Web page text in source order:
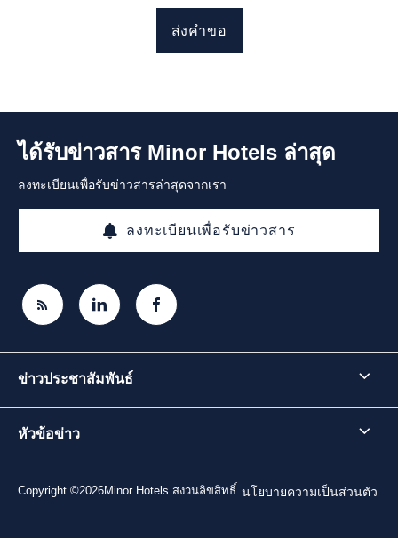
ส่งคำขอ
ได้รับข่าวสาร Minor Hotels ล่าสุด
ลงทะเบียนเพื่อรับข่าวสารล่าสุดจากเรา
ลงทะเบียนเพื่อรับข่าวสาร
ข่าวประชาสัมพันธ์
หัวข้อข่าว
Copyright ©2026Minor Hotels สงวนลิขสิทธิ์ นโยบายความเป็นส่วนตัว